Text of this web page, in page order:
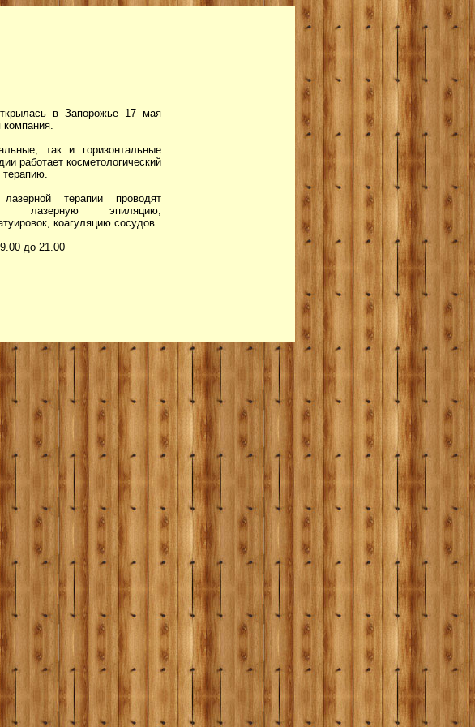
в Запорожье 17 мая
компания.
так и горизонтальные
работает косметологический
терапию.
терапии проводят
лазерную эпиляцию,
коагуляцию сосудов.
до 21.00